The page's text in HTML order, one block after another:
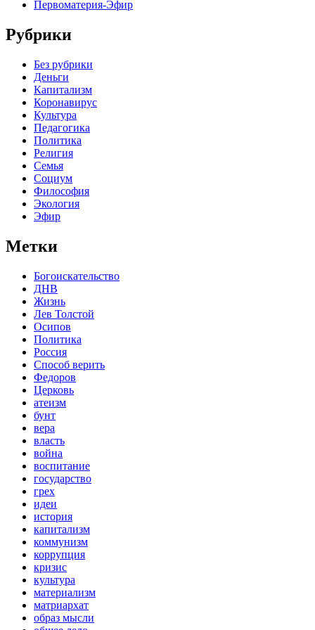
Первоматерия-Эфир
Рубрики
Без рубрики
Деньги
Капитализм
Коронавирус
Культура
Педагогика
Политика
Религия
Семья
Социум
Философия
Экология
Эфир
Метки
Богоискательство
ДНВ
Жизнь
Лев Толстой
Осипов
Политика
Россия
Способ верить
Федоров
Церковь
атеизм
бунт
вера
власть
война
воспитание
государство
грех
идеи
история
капитализм
коммунизм
коррупция
кризис
культура
материализм
матриархат
образ мысли